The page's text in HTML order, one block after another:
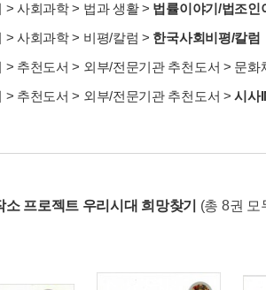
> 사회과학> 법과 생활> 법률이야기/법조인
> 사회과학> 비평/칼럼 > 한국사회비평/칼럼
> 추천도서 > 외부/전문기관 추천도서 > 문화
> 추천도서 > 외부/전문기관 추천도서 >시사
소 프로젝트 우리시대 희망찾기 (총 8권 모